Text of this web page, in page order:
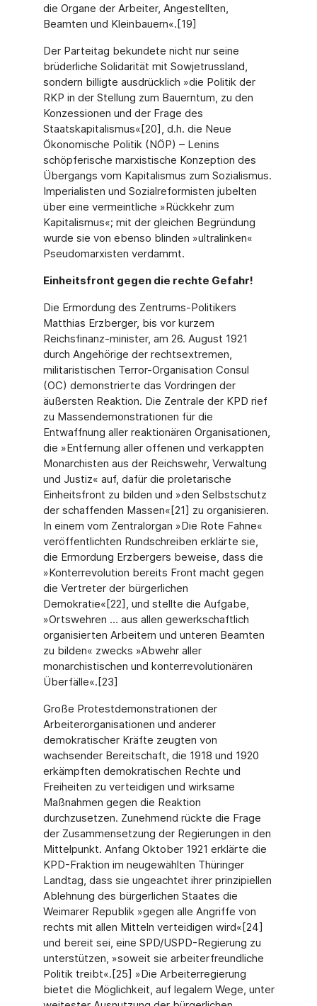
die Organe der Arbeiter, Angestellten,
Beamten und Kleinbauern«.[19]
Der Parteitag bekundete nicht nur seine
brüderliche Solidarität mit Sowjetrussland,
sondern billigte ausdrücklich »die Politik der
RKP in der Stellung zum Bauerntum, zu den
Konzessionen und der Frage des
Staatskapitalismus«[20], d.h. die Neue
Ökonomische Politik (NÖP) – Lenins
schöpferische marxistische Konzeption des
Übergangs vom Kapitalismus zum Sozialismus.
Imperialisten und Sozialreformisten jubelten
über eine vermeintliche »Rückkehr zum
Kapitalismus«; mit der gleichen Begründung
wurde sie von ebenso blinden »ultralinken«
Pseudomarxisten verdammt.
Einheitsfront gegen die rechte Gefahr!
Die Ermordung des Zentrums-Politikers
Matthias Erzberger, bis vor kurzem
Reichsfinanz-minister, am 26. August 1921
durch Angehörige der rechtsextremen,
militaristischen Terror-Organisation Consul
(OC) demonstrierte das Vordringen der
äußersten Reaktion. Die Zentrale der KPD rief
zu Massendemonstrationen für die
Entwaffnung aller reaktionären Organisationen,
die »Entfernung aller offenen und verkappten
Monarchisten aus der Reichswehr, Verwaltung
und Justiz« auf, dafür die proletarische
Einheitsfront zu bilden und »den Selbstschutz
der schaffenden Massen«[21] zu organisieren.
In einem vom Zentralorgan »Die Rote Fahne«
veröffentlichten Rundschreiben erklärte sie,
die Ermordung Erzbergers beweise, dass die
»Konterrevolution bereits Front macht gegen
die Vertreter der bürgerlichen
Demokratie«[22], und stellte die Aufgabe,
»Ortswehren … aus allen gewerkschaftlich
organisierten Arbeitern und unteren Beamten
zu bilden« zwecks »Abwehr aller
monarchistischen und konterrevolutionären
Überfälle«.[23]
Große Protestdemonstrationen der
Arbeiterorganisationen und anderer
demokratischer Kräfte zeugten von
wachsender Bereitschaft, die 1918 und 1920
erkämpften demokratischen Rechte und
Freiheiten zu verteidigen und wirksame
Maßnahmen gegen die Reaktion
durchzusetzen. Zunehmend rückte die Frage
der Zusammensetzung der Regierungen in den
Mittelpunkt. Anfang Oktober 1921 erklärte die
KPD-Fraktion im neugewählten Thüringer
Landtag, dass sie ungeachtet ihrer prinzipiellen
Ablehnung des bürgerlichen Staates die
Weimarer Republik »gegen alle Angriffe von
rechts mit allen Mitteln verteidigen wird«[24]
und bereit sei, eine SPD/USPD-Regierung zu
unterstützen, »soweit sie arbeiterfreundliche
Politik treibt«.[25] »Die Arbeiterregierung
bietet die Möglichkeit, auf legalem Wege, unter